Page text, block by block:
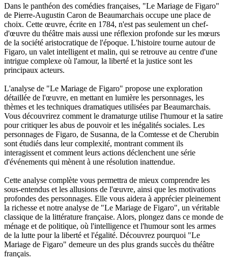
Dans le panthéon des comédies françaises, "Le Mariage de Figaro"
de Pierre-Augustin Caron de Beaumarchais occupe une place de
choix. Cette œuvre, écrite en 1784, n'est pas seulement un chef-
d'œuvre du théâtre mais aussi une réflexion profonde sur les mœurs
de la société aristocratique de l'époque. L'histoire tourne autour de
Figaro, un valet intelligent et malin, qui se retrouve au centre d'une
intrigue complexe où l'amour, la liberté et la justice sont les
principaux acteurs.
L'analyse de "Le Mariage de Figaro" propose une exploration
détaillée de l'œuvre, en mettant en lumière les personnages, les
thèmes et les techniques dramatiques utilisées par Beaumarchais.
Vous découvrirez comment le dramaturge utilise l'humour et la satire
pour critiquer les abus de pouvoir et les inégalités sociales. Les
personnages de Figaro, de Susanna, de la Comtesse et de Cherubin
sont étudiés dans leur complexité, montrant comment ils
interagissent et comment leurs actions déclenchent une série
d'événements qui mènent à une résolution inattendue.
Cette analyse complète vous permettra de mieux comprendre les
sous-entendus et les allusions de l'œuvre, ainsi que les motivations
profondes des personnages. Elle vous aidera à apprécier pleinement
la richesse et notre analyse de "Le Mariage de Figaro", un véritable
classique de la littérature française. Alors, plongez dans ce monde de
ménage et de politique, où l'intelligence et l'humour sont les armes
de la lutte pour la liberté et l'égalité. Découvrez pourquoi "Le
Mariage de Figaro" demeure un des plus grands succès du théâtre
français.